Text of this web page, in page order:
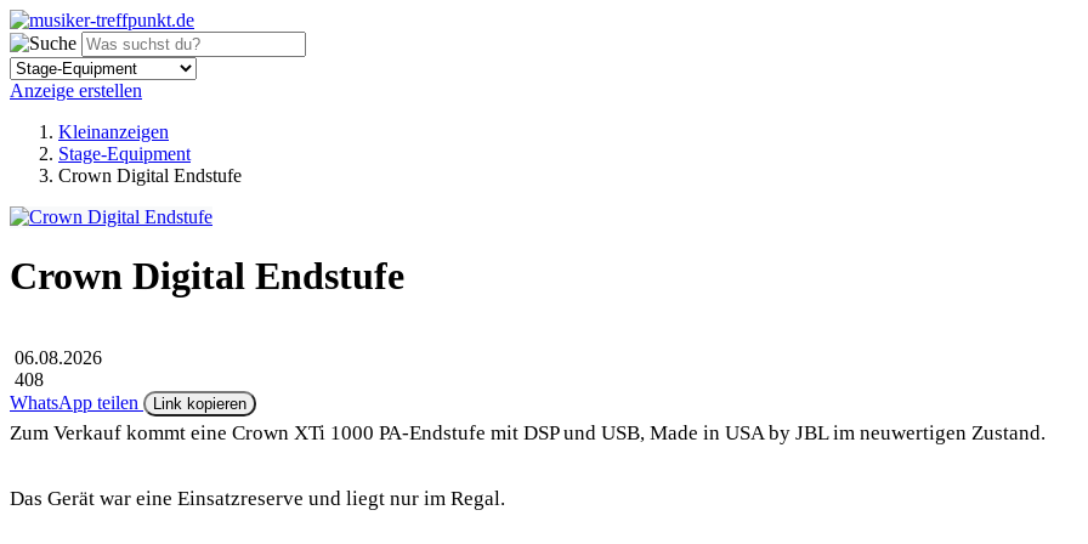
Anzeige erstellen
Kleinanzeigen
Stage-Equipment
Crown Digital Endstufe
Crown Digital Endstufe
06.08.2026
408
WhatsApp teilen
Link kopieren
Zum Verkauf kommt eine Crown XTi 1000 PA-Endstufe mit DSP und USB, Made in USA by JBL im neuwertigen Zustand.
Das Gerät war eine Einsatzreserve und liegt nur im Regal.